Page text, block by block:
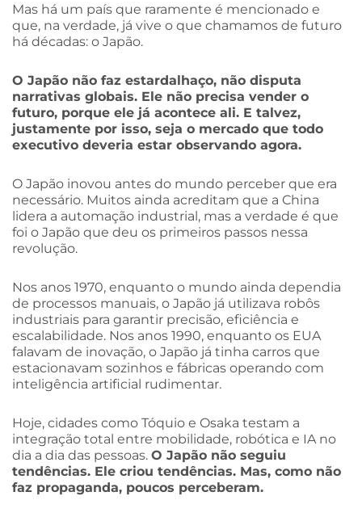
Mas há um país que raramente é mencionado e
que, na verdade, já vive o que chamamos de futuro
há décadas: o Japão.
O Japão não faz estardalhaço, não disputa
narrativas globais. Ele não precisa vender o
futuro, porque ele já acontece ali. E talvez,
justamente por isso, seja o mercado que todo
executivo deveria estar observando agora.
O Japão inovou antes do mundo perceber que era
necessário. Muitos ainda acreditam que a China
lidera a automação industrial, mas a verdade é que
foi o Japão que deu os primeiros passos nessa
revolução.
Nos anos 1970, enquanto o mundo ainda dependia
de processos manuais, o Japão já utilizava robôs
industriais para garantir precisão, eficiência e
escalabilidade. Nos anos 1990, enquanto os EUA
falavam de inovação, o Japão já tinha carros que
estacionavam sozinhos e fábricas operando com
inteligência artificial rudimentar.
Hoje, cidades como Tóquio e Osaka testam a
integração total entre mobilidade, robótica e IA no
dia a dia das pessoas. O Japão não seguiu
tendências. Ele criou tendências. Mas, como não
faz propaganda, poucos perceberam.